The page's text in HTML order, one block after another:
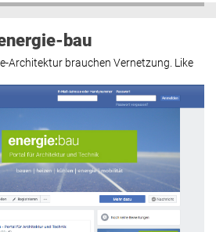
bau
Architektur brauchen Vernetzung. Like